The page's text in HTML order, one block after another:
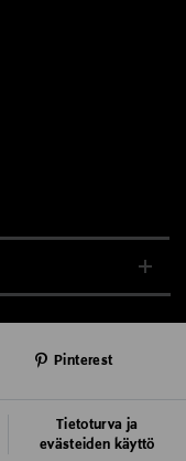
Tietoturva ja
evästeiden käyttö
Pinterest